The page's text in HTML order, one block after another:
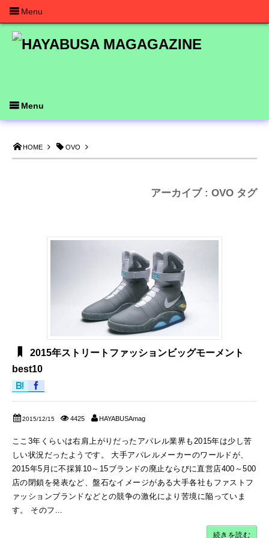
HOME OVO
アーカイブ : OVO タグ
2015年ストリートファッションビッグモーメント
best10
2015/12/15 4425 HAYABUSAmag
ここ3年くらいは右肩上がりだったアパレル業界も2015年は少し苦
しい状況だったようです。 大手アパレルメーカーのワールドが、
2015年5月に不採算10～15ブランドの廃止ならびに直営店400～500
店の閉鎖を発表など、盤石なイメージがある大手各社もファストフ
ァッションブランドなどとの競争の激化により苦境に陥っていま
す。 そのフ...
続きを読む
Menu
Menu